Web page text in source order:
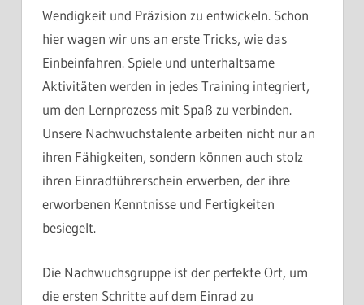
Wendigkeit und Präzision zu entwickeln. Schon
hier wagen wir uns an erste Tricks, wie das
Einbeinfahren. Spiele und unterhaltsame
Aktivitäten werden in jedes Training integriert,
um den Lernprozess mit Spaß zu verbinden.
Unsere Nachwuchstalente arbeiten nicht nur an
ihren Fähigkeiten, sondern können auch stolz
ihren Einradführerschein erwerben, der ihre
erworbenen Kenntnisse und Fertigkeiten
besiegelt.
Die Nachwuchsgruppe ist der perfekte Ort, um
die ersten Schritte auf dem Einrad zu